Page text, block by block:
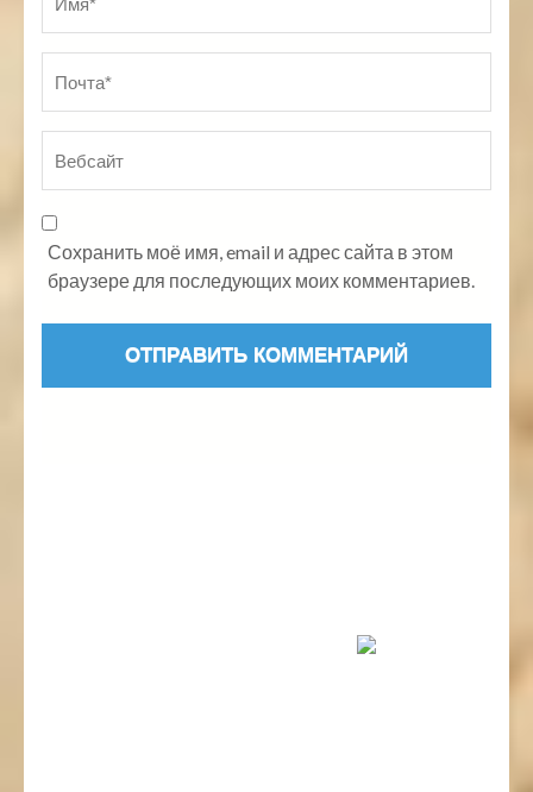
Сохранить моё имя, email и адрес сайта в этом
браузере для последующих моих комментариев.